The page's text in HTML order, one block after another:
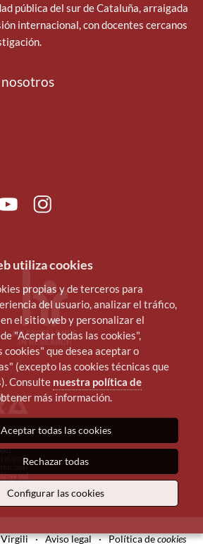
pública del sur de Cataluña, arraigada
internacional, con docentes cercanos
Instagram
Virgili · Aviso legal · Política decookies
utiliza cookies
propias y de terceros para
del usuario, analizar el tráfico,
el sitio web y personalizar el
"Aceptar todas las cookies",
cookies" que desea aceptar o
(excepto las cookies técnicas que
Consulte nuestra política de
más información.
Aceptar todas las cookies
Rechazar todas
Configurar las cookies